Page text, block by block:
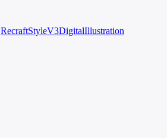
RecraftStyleV3DigitalIllustration